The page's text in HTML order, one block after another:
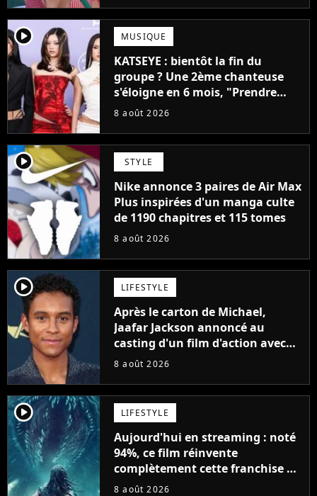
player2 MUSIQUE
KATSEYE : bientôt la fin du
groupe ? Une 2ème chanteuse
s'éloigne en 6 mois, "Prendre
cette décision n’a pas été facile"
8 août 2026
player2 STYLE
Nike annonce 3 paires de Air Max
Plus inspirées d'un manga culte
de 1190 chapitres et 115 tomes
8 août 2026
player2 LIFESTYLE
Après le carton de Michael,
Jaafar Jackson annoncé au
casting d'un film d'action avec
Will Smith
8 août 2026
player2 LIFESTYLE
Aujourd'hui en streaming : noté
94%, ce film réinvente
complètement cette franchise de
science-fiction vieille de 40 ans
8 août 2026